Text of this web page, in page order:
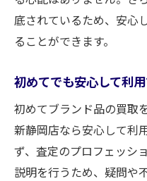
底されているため、安心
ることができます。
初めてでも安心して利
初めてブランド品の買取
新静岡店なら安心して利
ず、査定のプロフェッシ
説明を行うため、疑問や